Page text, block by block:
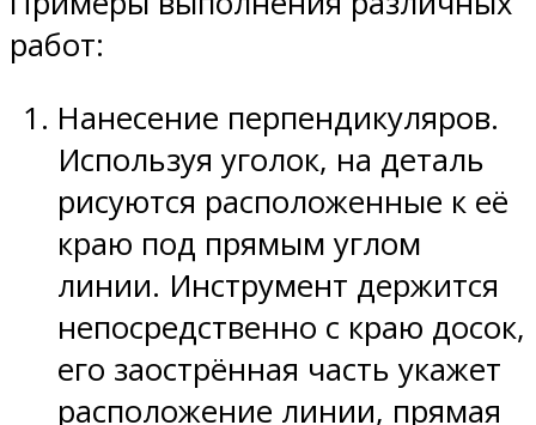
работ:
Нанесение перпендикуляров.
Используя уголок, на деталь
рисуются расположенные к её
краю под прямым углом
линии. Инструмент держится
непосредственно с краю досок,
его заострённая часть укажет
расположение линии, прямая